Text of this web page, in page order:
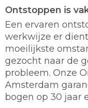
Ontstoppen is
Een ervaren
werkwijze er
moeilijkste
gezocht naar de
probleem. Onze
Amsterdam
bogen op 30 jaar